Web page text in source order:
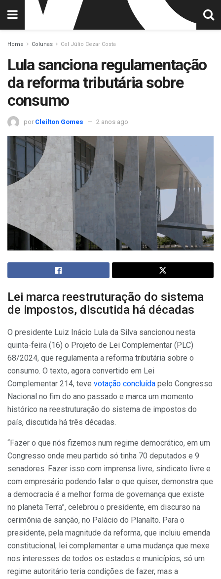
Home Colunas Cel Júlio Cezar Costa
Lula sanciona regulamentação
da reforma tributária sobre
consumo
por Cleilton Gomes 2 anos ago
Lei marca reestruturação do sistema
de impostos, discutida há décadas
O presidente Luiz Inácio Lula da Silva sancionou nesta
quinta-feira (16) o Projeto de Lei Complementar (PLC)
68/2024, que regulamenta a reforma tributária sobre o
consumo. O texto, agora convertido em Lei
Complementar 214, teve votação concluída pelo Congresso
Nacional no fim do ano passado e marca um momento
histórico na reestruturação do sistema de impostos do
país, discutida há três décadas.
“Fazer o que nós fizemos num regime democrático, em um
Congresso onde meu partido só tinha 70 deputados e 9
senadores. Fazer isso com imprensa livre, sindicato livre e
com empresário podendo falar o que quiser, demonstra que
a democracia é a melhor forma de governança que existe
no planeta Terra”, celebrou o presidente, em discurso na
cerimônia de sanção, no Palácio do Planalto. Para o
presidente, pela magnitude da reforma, que incluiu emenda
constitucional, lei complementar e uma mudança que mexe
nos interesses de todos os estados e municípios, só um
regime autoritário teria condições de fazer, mas a